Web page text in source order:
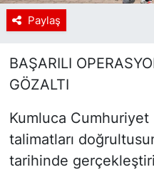
Paylaş
BAŞARILI
GÖZALTI
Kumluca Cumhuriyet
talimatları
tarihinde